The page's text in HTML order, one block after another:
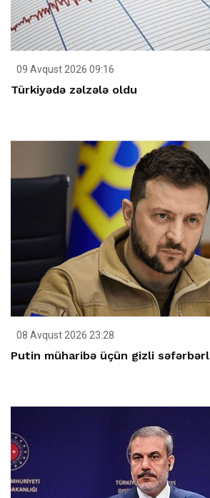
09 Avqust 2026 09:16
Türkiyədə zəlzələ oldu
08 Avqust 2026 23:28
Putin müharibə üçün gizli